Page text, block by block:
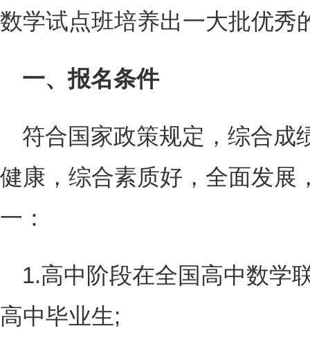
数学试点班培养出一大批优秀
一、报名条件
符合国家政策规定，综合成
健康，综合素质好，全面发展
一：
1.高中阶段在全国高中数学
高中毕业生;